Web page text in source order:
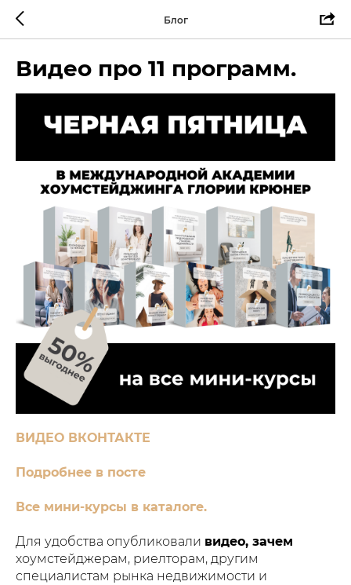
Блог
Видео про 11 программ.
ВИДЕО ВКОНТАКТЕ
Подробнее в посте
Все мини-курсы в каталоге.
Для удобства опубликовали видео, зачем
хоумстейджерам, риелторам, другим
специалистам рынка недвижимости и